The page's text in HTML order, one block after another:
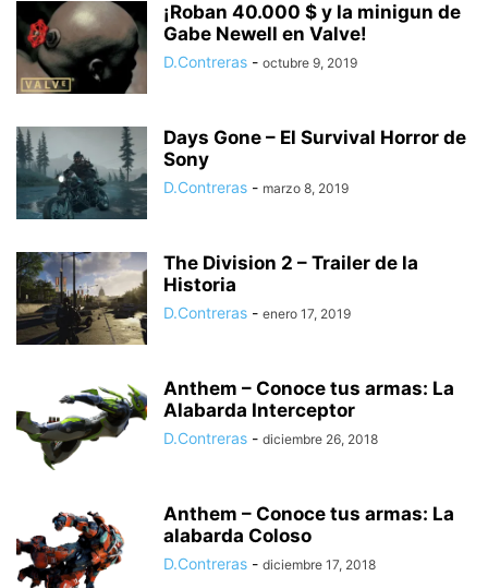
¡Roban 40.000 $ y la minigun de
Gabe Newell en Valve!
D.Contreras - octubre 9, 2019
Days Gone – El Survival Horror de
Sony
D.Contreras - marzo 8, 2019
The Division 2 – Trailer de la
Historia
D.Contreras - enero 17, 2019
Anthem – Conoce tus armas: La
Alabarda Interceptor
D.Contreras - diciembre 26, 2018
Anthem – Conoce tus armas: La
alabarda Coloso
D.Contreras - diciembre 17, 2018